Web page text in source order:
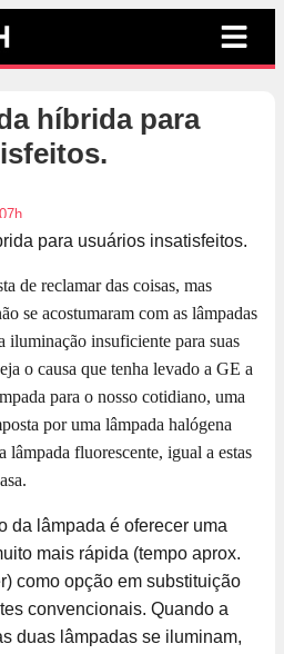
híbrida para
de reclamar das coisas, mas
se acostumaram com as lâmpadas
iluminação insuficiente para suas
o causa que tenha levado a GE a
para o nosso cotidiano, uma
por uma lâmpada halógena
lâmpada fluorescente, igual a estas
da lâmpada é oferecer uma
mais rápida (tempo aprox.
como opção em substituição
convencionais. Quando a
duas lâmpadas se iluminam,